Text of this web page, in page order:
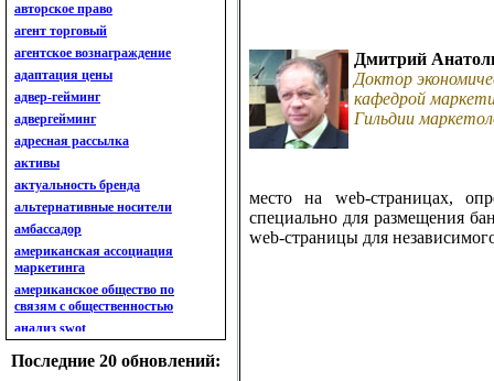
авторское право
агент торговый
агентское вознаграждение
адаптация цены
адвер-гейминг
адвергейминг
адресная рассылка
активы
актуальность бренда
альтернативные носители
амбассадор
американская ассоциация
маркетинга
американское общество по
связям с общественностью
анализ swot
анализ бизнес-портфеля
Последние 20 обновлений:
Дмитрий
Доктор
кафедрой
Гильдии
место на web-страницах,
специально для размещения
web-страницы для